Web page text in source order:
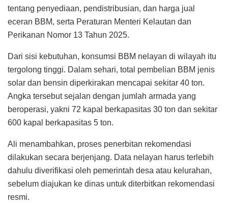
tentang penyediaan, pendistribusian, dan harga jual
eceran BBM, serta Peraturan Menteri Kelautan dan
Perikanan Nomor 13 Tahun 2025.
Dari sisi kebutuhan, konsumsi BBM nelayan di wilayah itu
tergolong tinggi. Dalam sehari, total pembelian BBM jenis
solar dan bensin diperkirakan mencapai sekitar 40 ton.
Angka tersebut sejalan dengan jumlah armada yang
beroperasi, yakni 72 kapal berkapasitas 30 ton dan sekitar
600 kapal berkapasitas 5 ton.
Ali menambahkan, proses penerbitan rekomendasi
dilakukan secara berjenjang. Data nelayan harus terlebih
dahulu diverifikasi oleh pemerintah desa atau kelurahan,
sebelum diajukan ke dinas untuk diterbitkan rekomendasi
resmi.